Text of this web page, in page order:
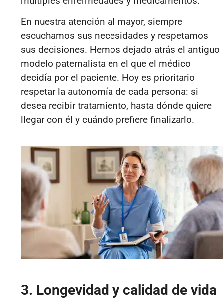
En nuestra atención al mayor, siempre
escuchamos sus necesidades y respetamos
sus decisiones. Hemos dejado atrás el antiguo
modelo paternalista en el que el médico
decidía por el paciente. Hoy es prioritario
respetar la autonomía de cada persona: si
desea recibir tratamiento, hasta dónde quiere
llegar con él y cuándo prefiere finalizarlo.
3. Longevidad y calidad de vida